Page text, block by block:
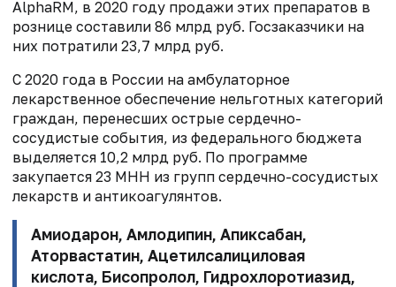
AlphaRM, в 2020 году продажи этих препаратов в
рознице составили 86 млрд руб. Госзаказчики на
них потратили 23,7 млрд руб.
С 2020 года в России на амбулаторное
лекарственное обеспечение нельготных категорий
граждан, перенесших острые сердечно-
сосудистые события, из федерального бюджета
выделяется 10,2 млрд руб. По программе
закупается 23 МНН из групп сердечно-сосудистых
лекарств и антикоагулянтов.
Амиодарон, Амлодипин, Апиксабан,
Аторвастатин, Ацетилсалициловая
кислота, Бисопролол, Гидрохлоротиазид,